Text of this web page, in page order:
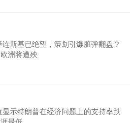
斯基已绝望，策划引爆脏弹翻盘？
洲将遭殃
示特朗普在经济问题上的支持率跌